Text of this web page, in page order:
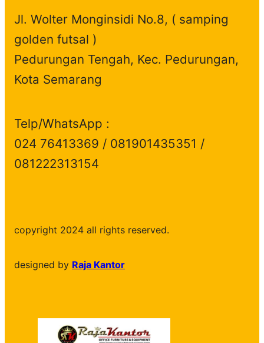
Jl. Wolter Monginsidi No.8, ( samping
golden futsal )
Pedurungan Tengah, Kec. Pedurungan,
Kota Semarang
Telp/WhatsApp :
024 76413369 / 081901435351 /
081222313154
copyright 2024 all rights reserved.
designed by Raja Kantor